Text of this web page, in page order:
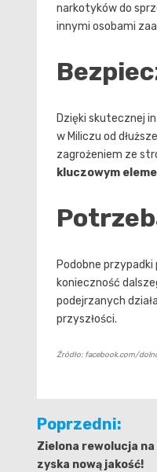
narkotyków do
innymi osobami
Dzięki skutecznej
w Miliczu od
zagrożeniem ze
kluczowym
Podobne
konieczność
podejrzanych
przyszłości.
Źródło: facebook.com/
Nawigacja
wpisu
Poprzedni:
Zielona rewolucja
zyska nową jakość!